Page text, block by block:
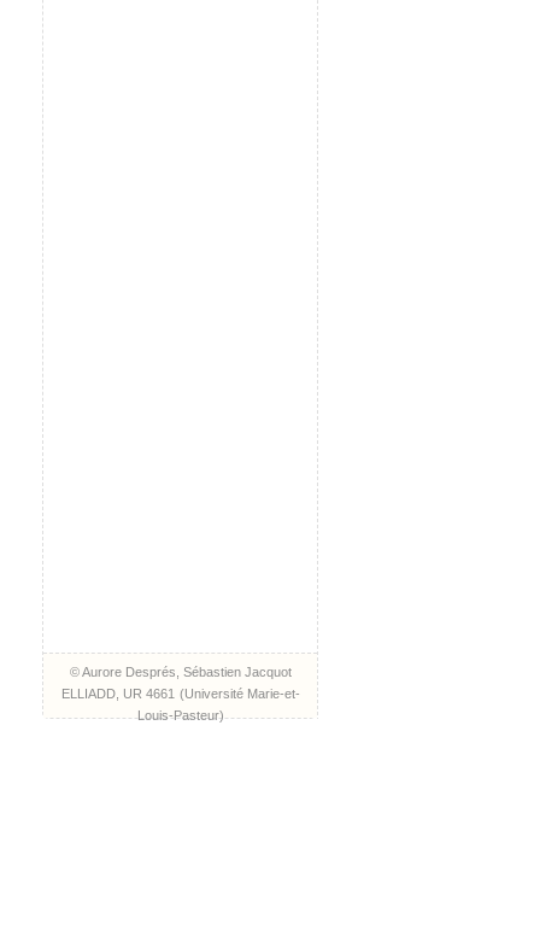
© Aurore Després, Sébastien Jacquot
ELLIADD, UR 4661 (Université Marie-et-
Louis-Pasteur)